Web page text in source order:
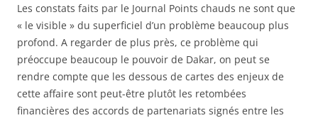
Les constats faits par le Journal Points chauds ne sont que
« le visible » du superficiel d’un problème beaucoup plus
profond. A regarder de plus près, ce problème qui
préoccupe beaucoup le pouvoir de Dakar, on peut se
rendre compte que les dessous de cartes des enjeux de
cette affaire sont peut-être plutôt les retombées
financières des accords de partenariats signés entre les